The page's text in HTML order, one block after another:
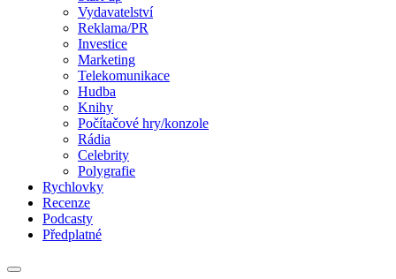
Vydavatelství
Reklama/PR
Investice
Marketing
Telekomunikace
Hudba
Knihy
Počítačové hry/konzole
Rádia
Celebrity
Polygrafie
Rychlovky
Recenze
Podcasty
Předplatné